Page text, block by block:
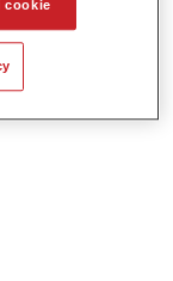
cookie